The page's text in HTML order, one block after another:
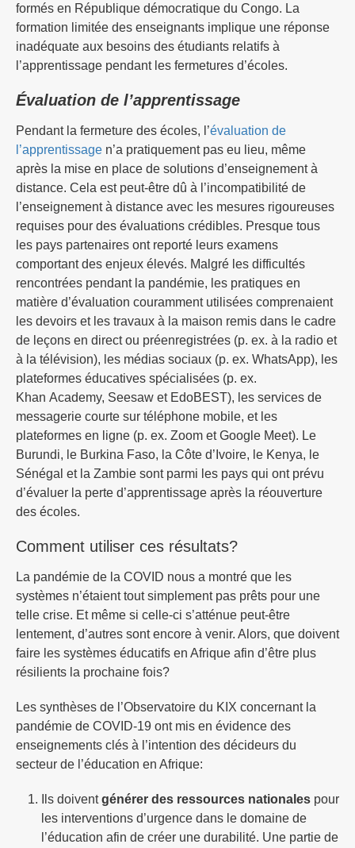
formés en République démocratique du Congo. La
formation limitée des enseignants implique une réponse
inadéquate aux besoins des étudiants relatifs à
l’apprentissage pendant les fermetures d’écoles.
Évaluation de l’apprentissage
Pendant la fermeture des écoles, l’évaluation de
l’apprentissage n’a pratiquement pas eu lieu, même
après la mise en place de solutions d’enseignement à
distance. Cela est peut-être dû à l’incompatibilité de
l’enseignement à distance avec les mesures rigoureuses
requises pour des évaluations crédibles. Presque tous
les pays partenaires ont reporté leurs examens
comportant des enjeux élevés. Malgré les difficultés
rencontrées pendant la pandémie, les pratiques en
matière d’évaluation couramment utilisées comprenaient
les devoirs et les travaux à la maison remis dans le cadre
de leçons en direct ou préenregistrées (p. ex. à la radio et
à la télévision), les médias sociaux (p. ex. WhatsApp), les
plateformes éducatives spécialisées (p. ex.
Khan Academy, Seesaw et EdoBEST), les services de
messagerie courte sur téléphone mobile, et les
plateformes en ligne (p. ex. Zoom et Google Meet). Le
Burundi, le Burkina Faso, la Côte d’Ivoire, le Kenya, le
Sénégal et la Zambie sont parmi les pays qui ont prévu
d’évaluer la perte d’apprentissage après la réouverture
des écoles.
Comment utiliser ces résultats?
La pandémie de la COVID nous a montré que les
systèmes n’étaient tout simplement pas prêts pour une
telle crise. Et même si celle-ci s’atténue peut-être
lentement, d’autres sont encore à venir. Alors, que doivent
faire les systèmes éducatifs en Afrique afin d’être plus
résilients la prochaine fois?
Les synthèses de l’Observatoire du KIX concernant la
pandémie de COVID-19 ont mis en évidence des
enseignements clés à l’intention des décideurs du
secteur de l’éducation en Afrique:
Ils doiventgénérer des ressources nationales pour
les interventions d’urgence dans le domaine de
l’éducation afin de créer une durabilité. Une partie de